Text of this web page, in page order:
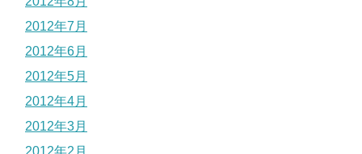
2012年7月
2012年6月
2012年5月
2012年4月
2012年3月